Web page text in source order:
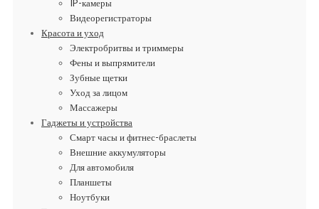
IP-камеры
Видеорегистраторы
Красота и уход
Электробритвы и триммеры
Фены и выпрямители
Зубные щетки
Уход за лицом
Массажеры
Гаджеты и устройства
Смарт часы и фитнес-браслеты
Внешние аккумуляторы
Для автомобиля
Планшеты
Ноутбуки